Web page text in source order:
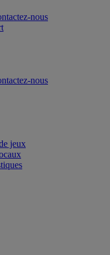
nous
nous
jeux